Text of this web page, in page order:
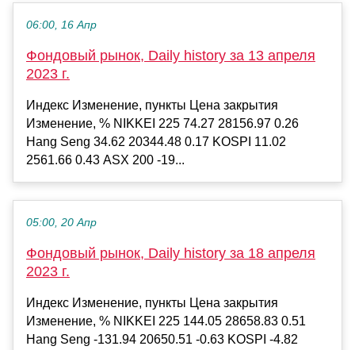
06:00, 16 Апр
Фондовый рынок, Daily history за 13 апреля
2023 г.
Индекс Изменение, пункты Цена закрытия
Изменение, % NIKKEI 225 74.27 28156.97 0.26
Hang Seng 34.62 20344.48 0.17 KOSPI 11.02
2561.66 0.43 ASX 200 -19...
05:00, 20 Апр
Фондовый рынок, Daily history за 18 апреля
2023 г.
Индекс Изменение, пункты Цена закрытия
Изменение, % NIKKEI 225 144.05 28658.83 0.51
Hang Seng -131.94 20650.51 -0.63 KOSPI -4.82